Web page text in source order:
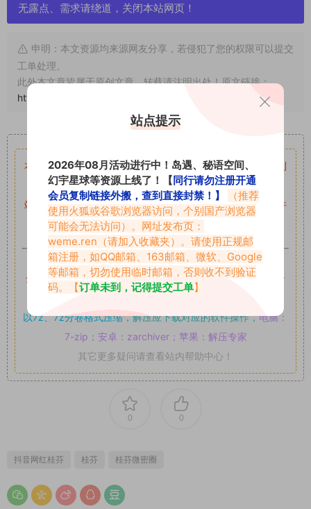
无露点、需求请绕道，关闭本站网页！
申明：本文资源均来源网友分享，若侵犯了您的权限可以提交
工单处理。
此外本文章皆属于原创文章，转载请注明出处！原文链接：
https://www.vmiba.top/82.html
重要声明
本站资源均来自网络分享，如有侵犯你的权益请私信留言
收到
留言后，我们会第一时间进行审核后删除。
站内资源为网友个人学习或测试研究使用，未经原版权作者许
可,禁止用于任何商业途径！请在下载24小时内删除！
如果遇到付费才可获取的素材，建议升级对应的VIP。
全站付费素材可提供补档服务“均有备份”，素材以主流网盘分
以7z、7z分卷格式压缩，解压应下载对应的软件操作，电脑：
7-zip；安卓：zarchiver；苹果：解压专家
其它更多疑问请查看站内帮助中心！
0 0
抖音网红桂芬 桂芬 桂芬微密圈
站点提示
2026年08月活动进行中！岛遇、秘语空间、
幻宇星球等资源上线了！【同行请勿注册开通
会员复制链接外搬，查到直接封禁！】
（推荐
使用火狐或谷歌浏览器访问，个别国产浏览器
可能会无法访问）。网址发布页：
weme.ren （请加入收藏夹）。请使用正规邮
箱注册，如QQ邮箱、163邮箱、微软、Google
等邮箱，切勿使用临时邮箱，否则收不到验证
码。【订单未到，记得提交工单】